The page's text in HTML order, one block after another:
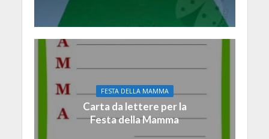
FESTA DELLA MAMMA
Carta da lettere per la
Festa della Mamma